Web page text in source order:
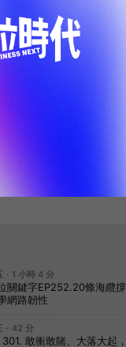
一○．二％和一
日本的總量則保